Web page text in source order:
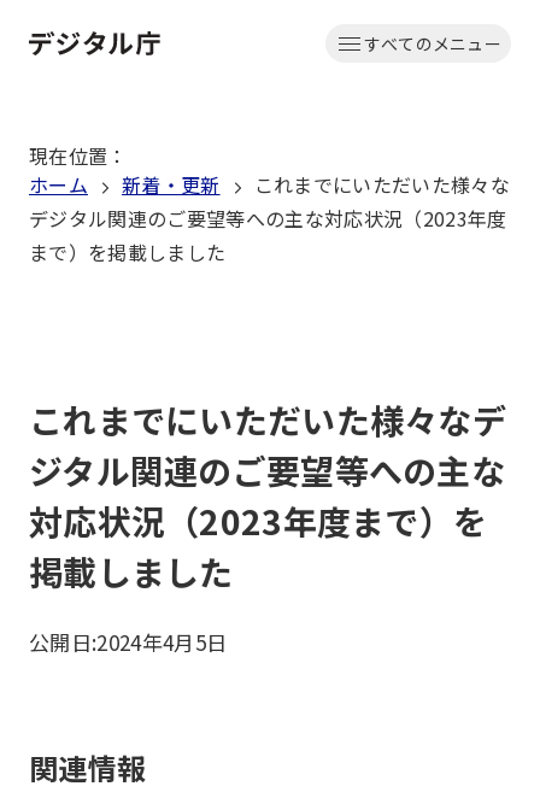
文
動
すべてのメニュー
現在位置 ：
ホーム
新着・更新
これまでにいただいた様々な
デジタル関連のご要望等への主な対応状況（2023年度
まで）を掲載しました
これまでにいただいた様々なデ
ジタル関連のご要望等への主な
対応状況（2023年度まで）を
掲載しました
公開日:2024年4月5日
関連情報